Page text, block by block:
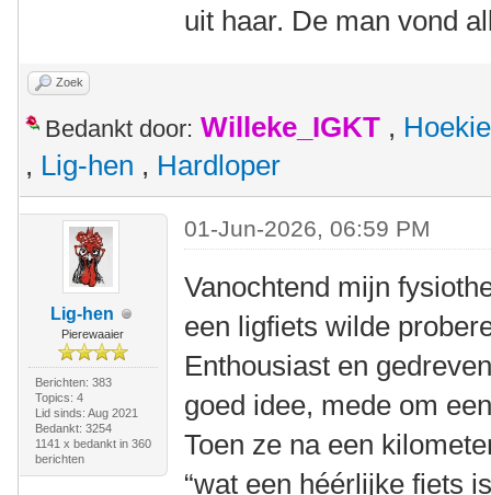
uit haar. De man vond
Zoek
Bedankt door: Willeke_IGKT , Hoekie
, Lig-hen , Hardloper
Lig-hen
Pierewaaier
Berichten: 383
Topics: 4
Lid sinds: Aug 2021
Bedankt: 3254
1141 x bedankt in 360
berichten
01-Jun-2026, 06:59 PM
Vanochtend mijn
een ligfiets wilde
Enthousiast en
goed idee, mede om
Toen ze na een
“wat een héérlijke fiets